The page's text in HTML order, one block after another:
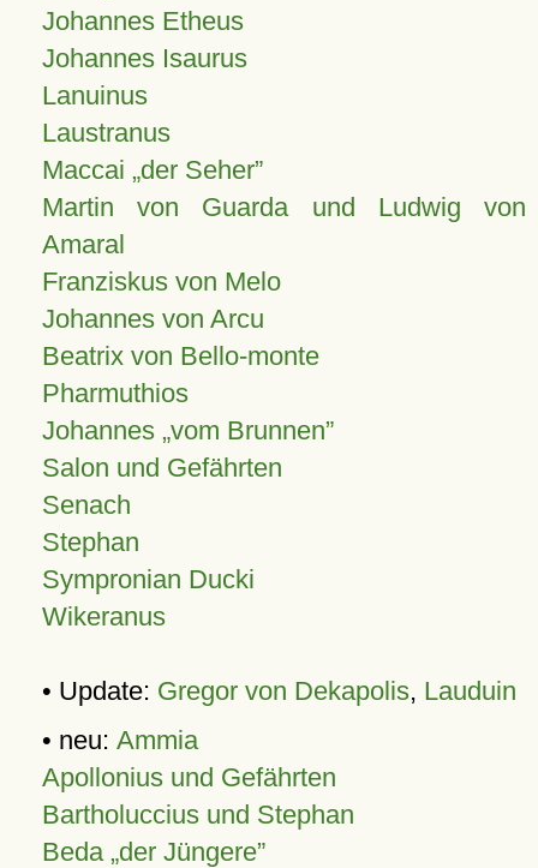
Johannes Etheus
Johannes Isaurus
Lanuinus
Laustranus
Maccai „der Seher”
Martin von Guarda und Ludwig von
Amaral
Franziskus von Melo
Johannes von Arcu
Beatrix von Bello-monte
Pharmuthios
Johannes vom Brunnen
Salon und Gefährten
Senach
Stephan
Sympronian Ducki
Wikeranus
• Update: Gregor von Dekapolis, Lauduin
• neu: Ammia
Apollonius und Gefährten
Bartholuccius und Stephan
Beda „der Jüngere”